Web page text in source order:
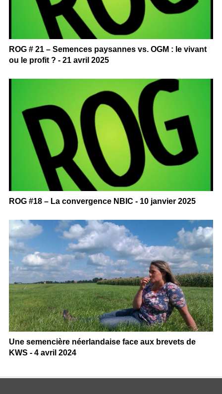
ROG # 21 – Semences paysannes vs. OGM : le vivant
ou le profit ? - 21 avril 2025
ROG #18 – La convergence NBIC - 10 janvier 2025
Une semencière néerlandaise face aux brevets de
KWS - 4 avril 2024